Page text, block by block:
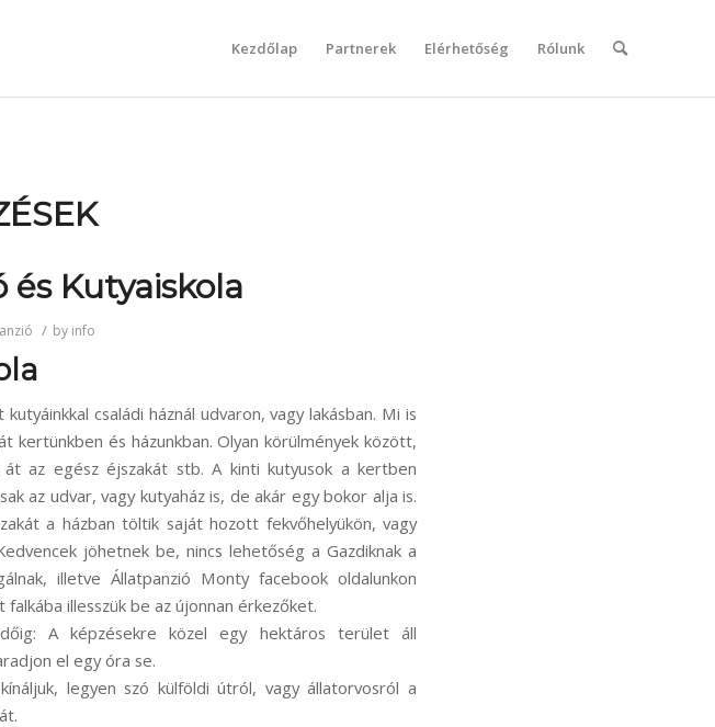
Kezdőlap Partnerek Elérhetőség Rólunk
Kutyaiskola
/ by info
családi háznál udvaron, vagy lakásban. Mi is
kertünkben és házunkban. Olyan körülmények között,
az egész éjszakát stb. A kinti kutyusok a kertben
az udvar, vagy kutyaház is, de akár egy bokor alja is.
a házban töltik saját hozott fekvőhelyükön, vagy
jöhetnek be, nincs lehetőség a Gazdiknak a
illetve Állatpanzió Monty facebook oldalunkon
illesszük be az újonnan érkezőket.
A képzésekre közel egy hektáros terület áll
el egy óra se.
legyen szó külföldi útról, vagy állatorvosról a